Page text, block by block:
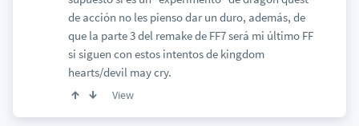
de acción no les pienso dar un duro, además, de
que la parte 3 del remake de FF7 será mi último FF
si siguen con estos intentos de kingdom
hearts/devil may cry.
View